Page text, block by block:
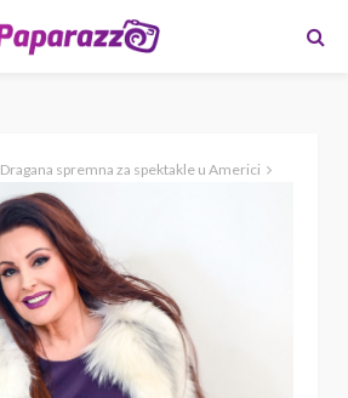
Dragana spremna za spektakle u Americi